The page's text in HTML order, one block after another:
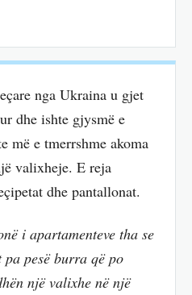
nga Ukraina u gjet
dhe ishte gjysmë e
më e tmerrshme akoma
valixheje. E reja
dhe pantallonat.
i apartamenteve tha se
pa pesë burra që po
një valixhe në një